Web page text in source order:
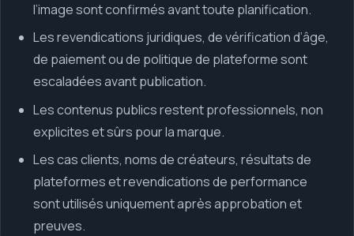
l’image sont confirmés avant toute planification.
Les revendications juridiques, de vérification d’âge,
de paiement ou de politique de plateforme sont
escaladées avant publication.
Les contenus publics restent professionnels, non
explicites et sûrs pour la marque.
Les cas clients, noms de créateurs, résultats de
plateformes et revendications de performance
sont utilisés uniquement après approbation et
preuves.